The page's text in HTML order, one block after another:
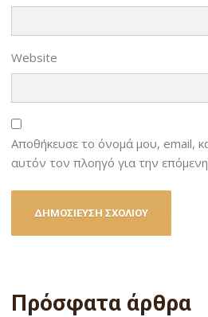
Website
Αποθήκευσε το όνομά μου, email,
αυτόν τον πλοηγό για την
Πρόσφατα άρθρα